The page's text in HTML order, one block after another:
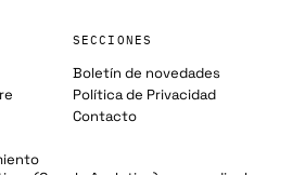
SECCIONES
Boletín de novedades
Política de Privacidad
Contacto